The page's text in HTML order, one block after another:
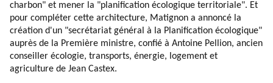
charbon" et mener la "planification écologique territoriale". Et
pour compléter cette architecture, Matignon a annoncé la
création d'un "secrétariat général à la Planification écologique"
auprès de la Première ministre, confié à Antoine Pellion, ancien
conseiller écologie, transports, énergie, logement et
agriculture de Jean Castex.